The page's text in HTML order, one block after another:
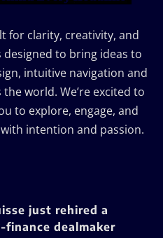
for clarity, creativity, and
to bring ideas to
intuitive navigation and
world. We’re excited to
to explore, engage, and
intention and passion.
just rehired a
finance dealmaker